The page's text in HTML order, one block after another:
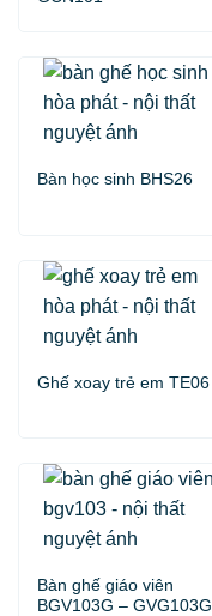
Bàn học sinh BHS26
Ghế xoay trẻ em TE06
Bàn ghế giáo viên
BGV103G – GVG103G